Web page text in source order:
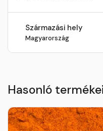
Származási hely
Magyarország
Hasonló